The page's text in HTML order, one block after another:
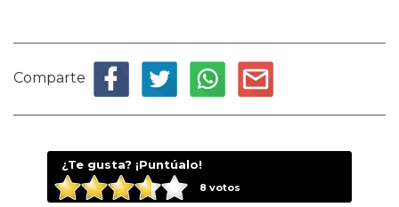
Comparte
¿Te gusta? ¡Puntúalo!
8 votos